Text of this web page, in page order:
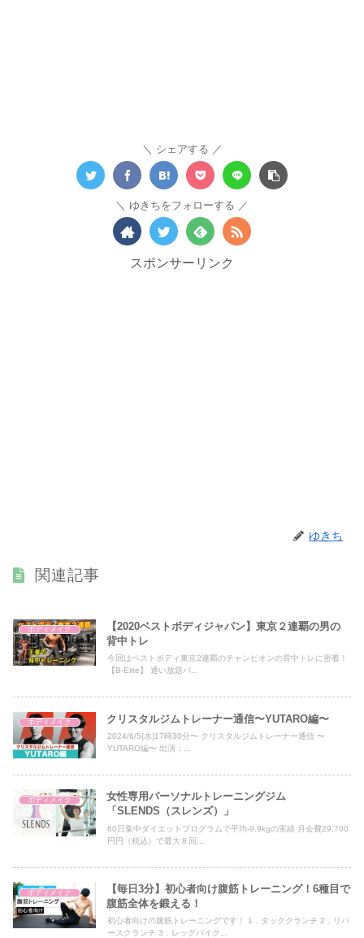
シェアする
ゆきちをフォローする
スポンサーリンク
ゆきち
関連記事
ボディメイク
【2020ベストボディジャパン】東京２連覇の男の
背中トレ
今回はベストボディ東京2連覇のチャンピオンの背中トレに密着！
【B-Elite】 通い放題パ...
ボディメイク クリスタルジムトレーナー通信〜YUTARO編〜
2024/6/5(水)17時30分〜 クリスタルジムトレーナー通信 〜
YUTARO編〜 出演：...
ボディメイク
女性専用パーソナルトレーニングジム
「SLENDS（スレンズ）」
60日集中ダイエットプログラムで平均-9.9kgの実績 月会費29,700
円円（税込）で最大８回...
ボディメイク
【毎日3分】初心者向け腹筋トレーニング！6種目で
腹筋全体を鍛える！
初心者向けの腹筋トレーニングです！ 1．タッククランチ 2．リバ
ースクランチ 3．レッグバイク...